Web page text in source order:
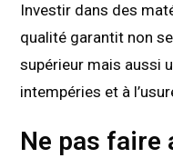
Investir dans des
qualité garantit non
supérieur mais aussi
intempéries et à
Ne pas faire